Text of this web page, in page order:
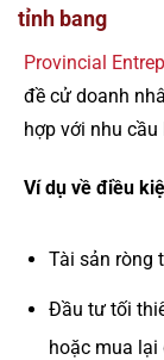
tỉnh bang
Provincial
đề cử doanh
hợp với nhu
Ví dụ về điều
Tài sản ròng
Đầu tư tối
hoặc mua lại